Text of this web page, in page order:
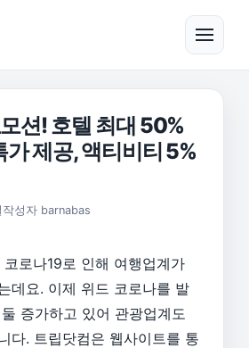
메뉴
션! 호텔 최대 50%
가 제공, 액티비티 5%
2023년 8월 5일
작성자 barnabas
로나19로 인해 여행업계가
데요. 이제 위드 코로나를 발
증가하고 있어 관광업계도
다. 트립닷컴은 웹사이트를 통